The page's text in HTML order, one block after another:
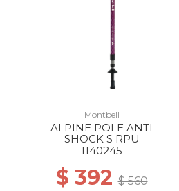
Montbell
ALPINE POLE ANTI
SHOCK S RPU
1140245
$ 392$ 560